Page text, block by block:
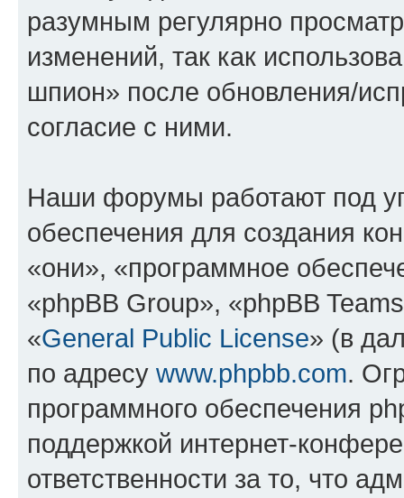
разумным регулярно
изменений, так как
шпион» после обновления/
согласие с ними.
Наши форумы работают под
обеспечения для создания
«они», «программное
«phpBB Group», «phpBB
«General Public License» (в
по адресу www.phpbb.com.
программного обеспечения
поддержкой интернет-
ответственности за то, что